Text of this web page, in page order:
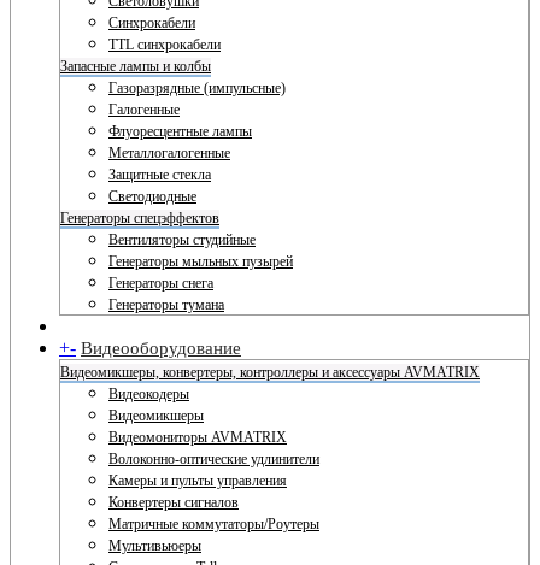
Синхрокабели
TTL синхрокабели
Запасные лампы и колбы
Газоразрядные (импульсные)
Галогенные
Флуоресцентные лампы
Металлогалогенные
Защитные стекла
Светодиодные
Генераторы спецэффектов
Вентиляторы студийные
Генераторы мыльных пузырей
Генераторы снега
Генераторы тумана
+- Видеооборудование
Видеомикшеры, конвертеры, контроллеры и аксессуары AVMATRIX
Видеокодеры
Видеомикшеры
Видеомониторы AVMATRIX
Волоконно-оптические удлинители
Камеры и пульты управления
Конвертеры сигналов
Матричные коммутаторы/Роутеры
Мультивьюеры